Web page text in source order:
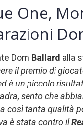
One,
Dom Ballard alla
il premio di
è un piccolo
sento che
così tanta qualità
è stata contro il